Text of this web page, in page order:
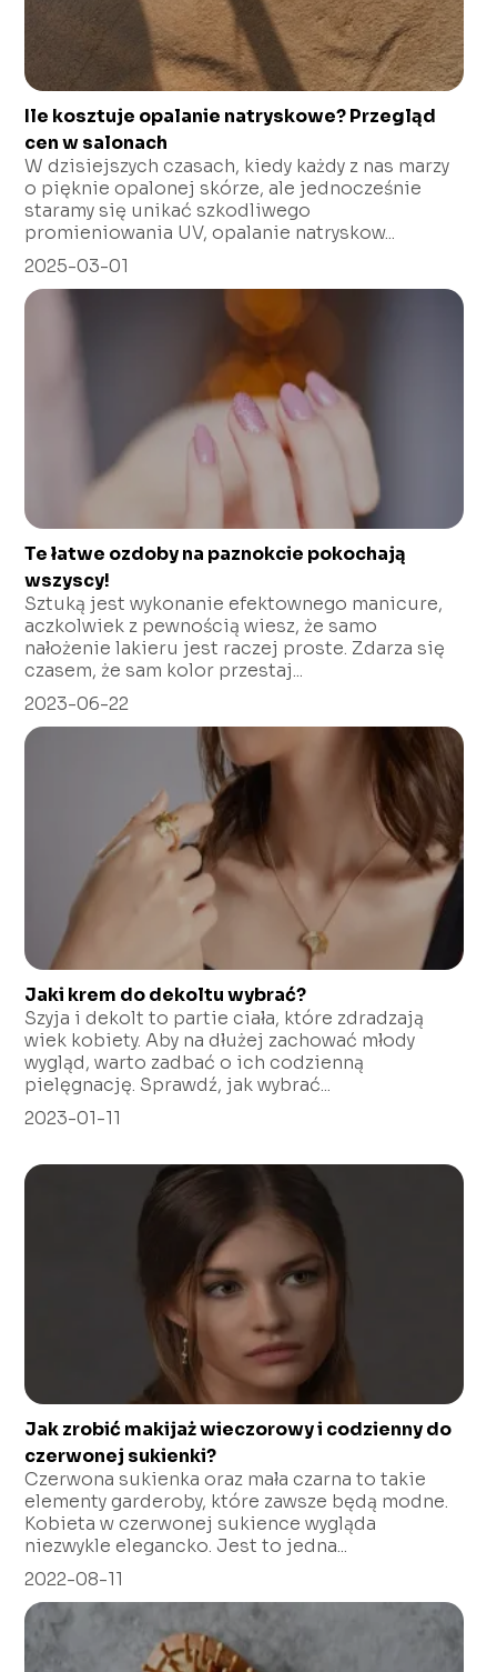
Ile kosztuje opalanie natryskowe? Przegląd
cen w salonach
W dzisiejszych czasach, kiedy każdy z nas marzy
o pięknie opalonej skórze, ale jednocześnie
staramy się unikać szkodliwego
promieniowania UV, opalanie natryskow...
2025-03-01
Te łatwe ozdoby na paznokcie pokochają
wszyscy!
Sztuką jest wykonanie efektownego manicure,
aczkolwiek z pewnością wiesz, że samo
nałożenie lakieru jest raczej proste. Zdarza się
czasem, że sam kolor przestaj...
2023-06-22
Jaki krem do dekoltu wybrać?
Szyja i dekolt to partie ciała, które zdradzają
wiek kobiety. Aby na dłużej zachować młody
wygląd, warto zadbać o ich codzienną
pielęgnację. Sprawdź, jak wybrać...
2023-01-11
Jak zrobić makijaż wieczorowy i codzienny do
czerwonej sukienki?
Czerwona sukienka oraz mała czarna to takie
elementy garderoby, które zawsze będą modne.
Kobieta w czerwonej sukience wygląda
niezwykle elegancko. Jest to jedna...
2022-08-11